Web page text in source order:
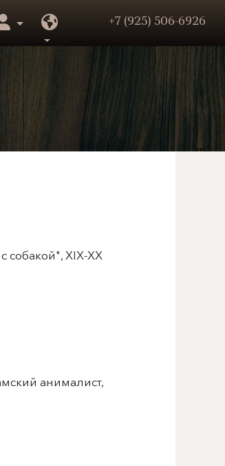
+7 (925) 506-6926
собакой", XIX-XX
анималист,